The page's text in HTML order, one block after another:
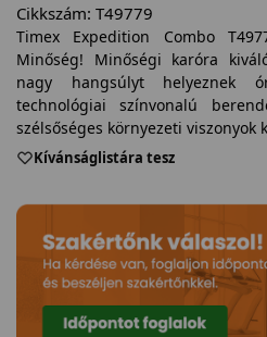
Cikkszám: T49779
Timex Expedition Combo
Minőség! Minőségi karóra
nagy hangsúlyt helyeznek
technológiai színvonalú
szélsőséges környezeti viszonyok
Kívánságlistára tesz